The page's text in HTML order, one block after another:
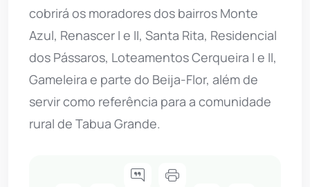
cobrirá os moradores dos bairros Monte
Azul, Renascer I e II, Santa Rita, Residencial
dos Pássaros, Loteamentos Cerqueira I e II,
Gameleira e parte do Beija-Flor, além de
servir como referência para a comunidade
rural de Tabua Grande.